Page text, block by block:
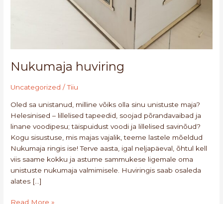
Nukumaja huviring
Uncategorized /Tiiu
Oled sa unistanud, milline võiks olla sinu unistuste maja?
Helesinised – lillelised tapeedid, soojad põrandavaibad ja
linane voodipesu; täispuidust voodi ja lillelised savinõud?
Kogu sisustuse, mis majas vajalik, teeme lastele mõeldud
Nukumaja ringis ise! Terve aasta, igal neljapäeval, õhtul kell
viis saame kokku ja astume sammukese ligemale oma
unistuste nukumaja valmimisele. Huviringis saab osaleda
alates […]
Read More »